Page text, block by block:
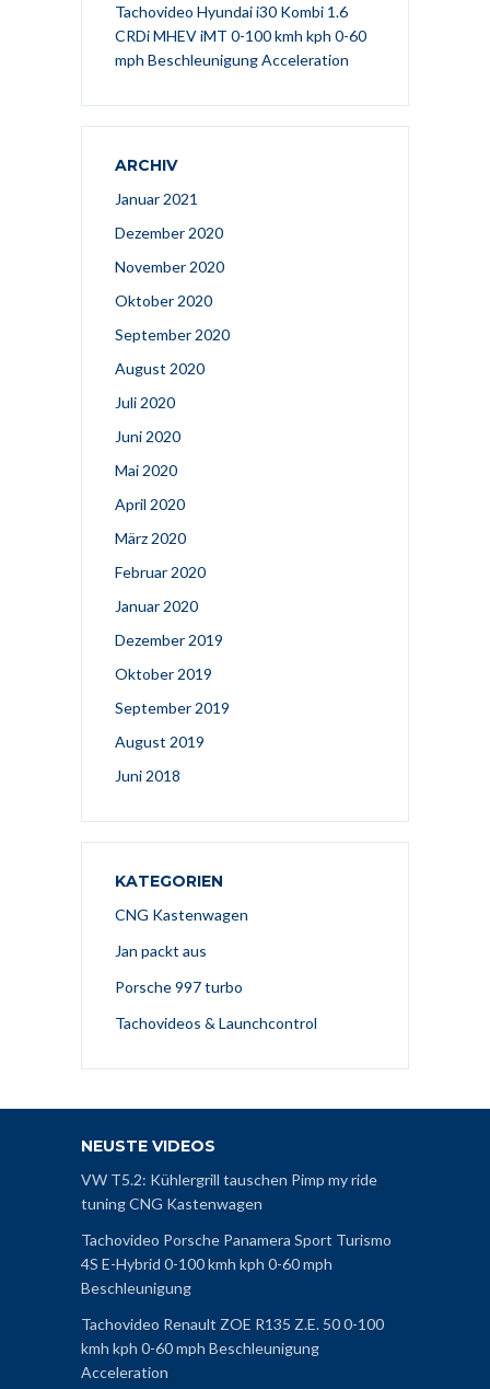
Tachovideo Hyundai i30 Kombi 1.6
CRDi MHEV iMT 0-100 kmh kph 0-60
mph Beschleunigung Acceleration
ARCHIV
Januar 2021
Dezember 2020
November 2020
Oktober 2020
September 2020
August 2020
Juli 2020
Juni 2020
Mai 2020
April 2020
März 2020
Februar 2020
Januar 2020
Dezember 2019
Oktober 2019
September 2019
August 2019
Juni 2018
KATEGORIEN
CNG Kastenwagen
Jan packt aus
Porsche 997 turbo
Tachovideos & Launchcontrol
NEUSTE VIDEOS
VW T5.2: Kühlergrill tauschen Pimp my ride
tuning CNG Kastenwagen
Tachovideo Porsche Panamera Sport Turismo
4S E-Hybrid 0-100 kmh kph 0-60 mph
Beschleunigung
Tachovideo Renault ZOE R135 Z.E. 50 0-100
kmh kph 0-60 mph Beschleunigung
Acceleration